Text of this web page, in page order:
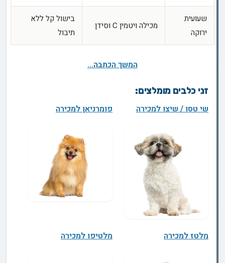
שעועית
ירוקה
מכילה ויטמין C וסידן
בישול קל ללא
תיבול
המשך הכתבה...
זני כלבים מומלצים:
שי טסו / שיצו למכירה פומרניאן למכירה
מלטז למכירה מלטיפו למכירה